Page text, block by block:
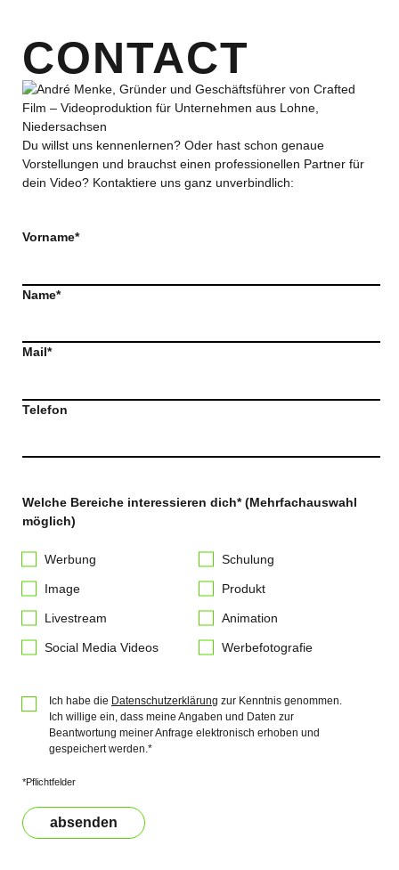
CONTACT
Du willst uns kennenlernen? Oder hast schon genaue
Vorstellungen und brauchst einen professionellen Partner für
dein Video? Kontaktiere uns ganz unverbindlich:
Vorname*
Name*
Mail*
Telefon
Welche Bereiche interessieren dich* (Mehrfachauswahl
möglich)
Werbung Schulung
Image Produkt
Livestream Animation
Social Media Videos Werbefotografie
Ich habe die Datenschutzerklärung zur Kenntnis genommen.
Ich willige ein, dass meine Angaben und Daten zur
Beantwortung meiner Anfrage elektronisch erhoben und
gespeichert werden.*
*Pflichtfelder
absenden